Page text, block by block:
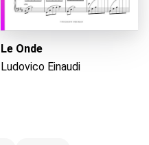
Le Onde
Ludovico Einaudi